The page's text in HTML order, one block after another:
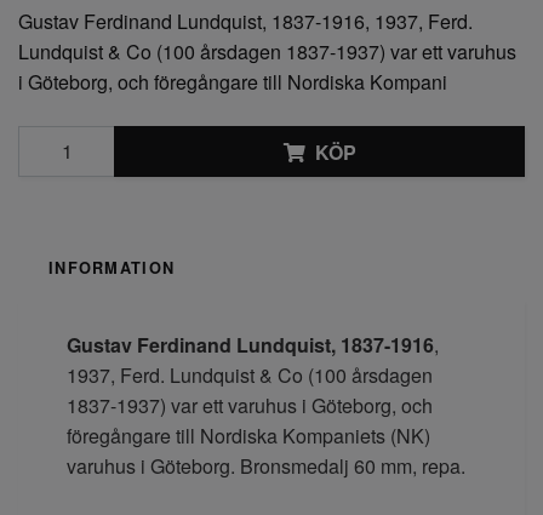
Gustav Ferdinand Lundquist, 1837-1916, 1937, Ferd.
Lundquist & Co (100 årsdagen 1837-1937) var ett varuhus
i Göteborg, och föregångare till Nordiska Kompani
KÖP
INFORMATION
Gustav Ferdinand Lundquist, 1837-1916,
1937, Ferd. Lundquist & Co (100 årsdagen
1837-1937) var ett varuhus i Göteborg, och
föregångare till Nordiska Kompaniets (NK)
varuhus i Göteborg. Bronsmedalj 60 mm, repa.